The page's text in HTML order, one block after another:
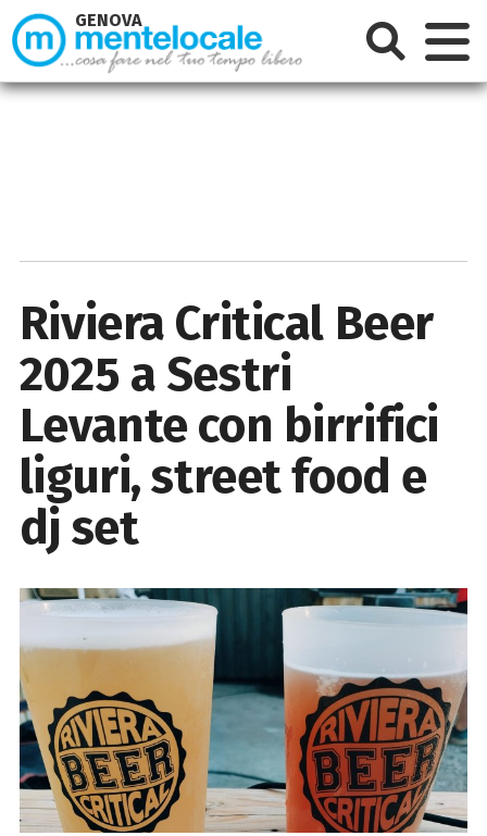
Riviera Critical Beer
2025 a Sestri
Levante con birrifici
liguri, street food e
dj set
GENOVA